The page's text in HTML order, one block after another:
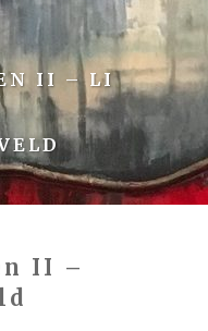
II – LI
II –